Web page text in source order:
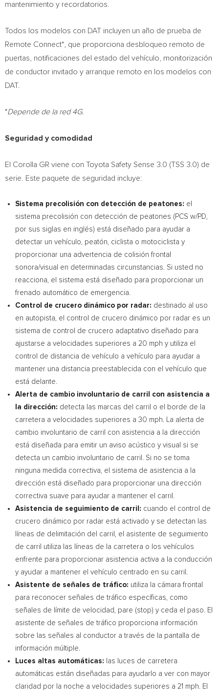
mantenimiento y recordatorios.
Todos los modelos con DAT incluyen un año de prueba de
Remote Connect*, que proporciona desbloqueo remoto de
puertas, notificaciones del estado del vehículo, monitorización
de conductor invitado y arranque remoto en los modelos con
DAT.
*Depende de la red 4G.
Seguridad y comodidad
El Corolla GR viene con Toyota Safety Sense 3.0 (TSS 3.0) de
serie. Este paquete de seguridad incluye:
Sistema precolisión con detección de peatones: el
sistema precolisión con detección de peatones (PCS w/PD,
por sus siglas en inglés) está diseñado para ayudar a
detectar un vehículo, peatón, ciclista o motociclista y
proporcionar una advertencia de colisión frontal
sonora/visual en determinadas circunstancias. Si usted no
reacciona, el sistema está diseñado para proporcionar un
frenado automático de emergencia.
Control de crucero dinámico por radar: destinado al uso
en autopista, el control de crucero dinámico por radar es un
sistema de control de crucero adaptativo diseñado para
ajustarse a velocidades superiores a 20 mph y utiliza el
control de distancia de vehículo a vehículo para ayudar a
mantener una distancia preestablecida con el vehículo que
está delante.
Alerta de cambio involuntario de carril con asistencia a
la dirección: detecta las marcas del carril o el borde de la
carretera a velocidades superiores a 30 mph. La alerta de
cambio involuntario de carril con asistencia a la dirección
está diseñada para emitir un aviso acústico y visual si se
detecta un cambio involuntario de carril. Si no se toma
ninguna medida correctiva, el sistema de asistencia a la
dirección está diseñado para proporcionar una dirección
correctiva suave para ayudar a mantener el carril.
Asistencia de seguimiento de carril: cuando el control de
crucero dinámico por radar está activado y se detectan las
líneas de delimitación del carril, el asistente de seguimiento
de carril utiliza las líneas de la carretera o los vehículos
enfrente para proporcionar asistencia activa a la conducción
y ayudar a mantener el vehículo centrado en su carril.
Asistente de señales de tráfico: utiliza la cámara frontal
para reconocer señales de tráfico específicas, como
señales de límite de velocidad, pare (stop) y ceda el paso. El
asistente de señales de tráfico proporciona información
sobre las señales al conductor a través de la pantalla de
información múltiple.
Luces altas automáticas: las luces de carretera
automáticas están diseñadas para ayudarlo a ver con mayor
claridad por la noche a velocidades superiores a 21 mph. El